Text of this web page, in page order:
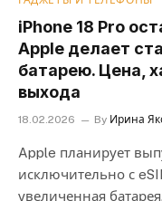
iPhone 18 Pro
Apple делает
батарею. Цена,
выхода
18.02.2026 By Ирина
Apple планирует
исключительно с
увеличенная батарея.